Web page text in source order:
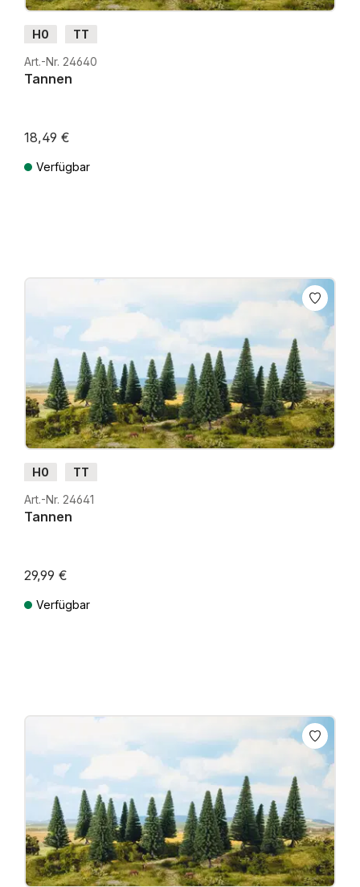
H0
TT
Art.-Nr. 24640
Tannen
18,49 €
Verfügbar
H0
TT
Art.-Nr. 24641
Tannen
29,99 €
Verfügbar